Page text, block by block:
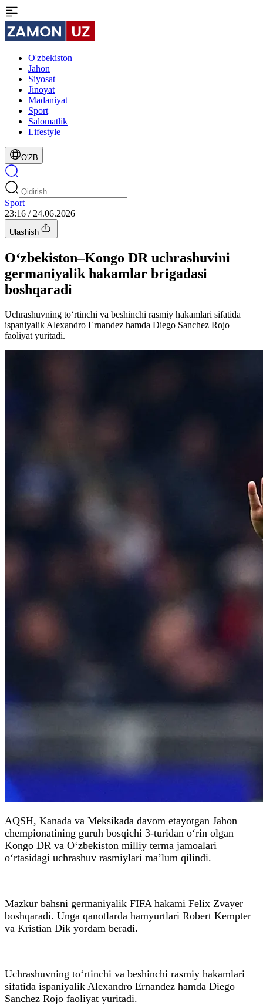
O'zbekiston
Jahon
Siyosat
Jinoyat
Madaniyat
Sport
Salomatlik
Lifestyle
O'ZB
Sport
23:16 / 24.06.2026
Ulashish
O‘zbekiston–Kongo DR uchrashuvini
germaniyalik hakamlar brigadasi
boshqaradi
Uchrashuvning to‘rtinchi va beshinchi rasmiy hakamlari sifatida
ispaniyalik Alexandro Ernandez hamda Diego Sanchez Rojo
faoliyat yuritadi.
AQSH, Kanada va Meksikada davom etayotgan Jahon
chempionatining guruh bosqichi 3-turidan o‘rin olgan
Kongo DR va O‘zbekiston milliy terma jamoalari
o‘rtasidagi uchrashuv rasmiylari ma’lum qilindi.
Mazkur bahsni germaniyalik FIFA hakami Felix Zvayer
boshqaradi. Unga qanotlarda hamyurtlari Robert Kempter
va Kristian Dik yordam beradi.
Uchrashuvning to‘rtinchi va beshinchi rasmiy hakamlari
sifatida ispaniyalik Alexandro Ernandez hamda Diego
Sanchez Rojo faoliyat yuritadi.